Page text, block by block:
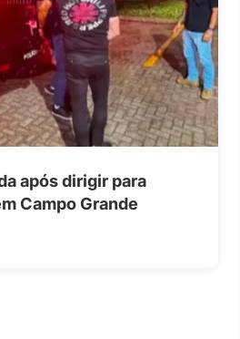
após dirigir para
Campo Grande